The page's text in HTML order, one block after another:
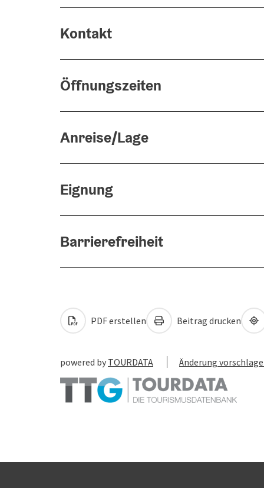
Kontakt
Öffnungszeiten
Anreise/Lage
Eignung
Barrierefreiheit
PDF erstellen Beitrag drucken
powered by TOURDATA Änderung